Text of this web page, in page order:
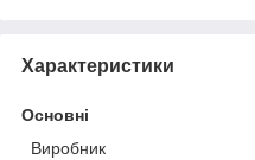
Характеристики
Основні
Виробник